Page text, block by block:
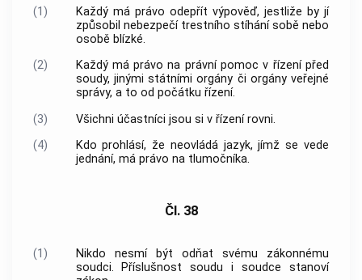
(1)
Každý má právo odepřít výpověď, jestliže by jí
způsobil nebezpečí trestního stíhání sobě nebo
osobě blízké.
(2)
Každý má právo na právní pomoc v řízení před
soudy, jinými státními orgány či orgány veřejné
správy, a to od počátku řízení.
(3)
Všichni účastníci jsou si v řízení rovni.
(4)
Kdo prohlásí, že neovládá jazyk, jímž se vede
jednání, má právo na tlumočníka.
Čl. 38
(1)
Nikdo nesmí být odňat svému zákonnému
soudci. Příslušnost soudu i soudce stanoví